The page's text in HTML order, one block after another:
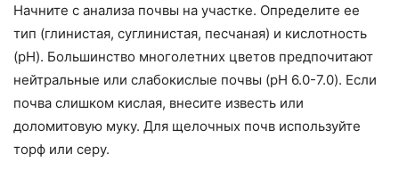
Начните с анализа почвы на участке. Определите ее
тип (глинистая, суглинистая, песчаная) и кислотность
(pH). Большинство многолетних цветов предпочитают
нейтральные или слабокислые почвы (pH 6.0-7.0). Если
почва слишком кислая, внесите известь или
доломитовую муку. Для щелочных почв используйте
торф или серу.